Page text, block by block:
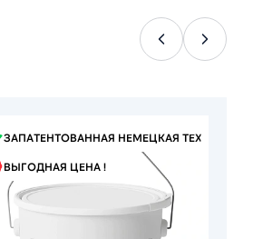
ЗАПАТЕНТОВАННАЯ НЕМЕЦКАЯ ТЕХНОЛОГИЯ
ВЫГОДНАЯ ЦЕНА !